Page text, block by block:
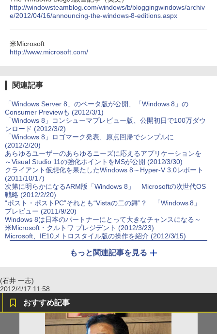
http://windowsteamblog.com/windows/b/bloggingwindows/archiv
e/2012/04/16/announcing-the-windows-8-editions.aspx
米Microsoft
http://www.microsoft.com/
関連記事
「Windows Server 8」のベータ版が公開、「Windows 8」の
Consumer Previewも (2012/3/1)
「Windows 8」コンシューマプレビュー版、公開初日で100万ダウ
ンロード (2012/3/2)
「Windows 8」ロゴマーク発表、原点回帰でシンプルに
(2012/2/20)
あらゆるユーザーのあらゆるニーズに応えるアプリケーションを
～Visual Studio 11の強化ポイントをMSが公開 (2012/3/30)
クライアント仮想化を果たしたWindows 8～Hyper-V 3.0レポート
(2011/10/17)
次第に明らかになるARM版「Windows 8」 Microsoftの次世代OS
戦略 (2012/2/20)
“ポスト・ポストPC”それとも“Vistaの二の舞”？ 「Windows 8」
プレビュー (2011/9/20)
Windows 8は日本のパートナーにとって大きなチャンスになる～
米Microsoft・クルトワ プレジデント (2012/3/23)
Microsoft、IE10メトロスタイル版の操作を紹介 (2012/3/15)
もっと関連記事を見る
(石井 一志)
2012/4/17 11:58
おすすめ記事